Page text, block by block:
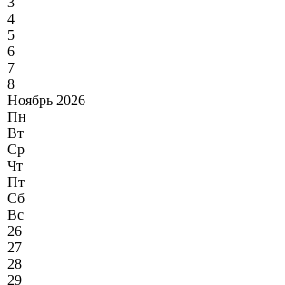
4
5
6
7
8
Ноябрь 2026
Пн
Вт
Ср
Чт
Пт
Сб
Вс
26
27
28
29